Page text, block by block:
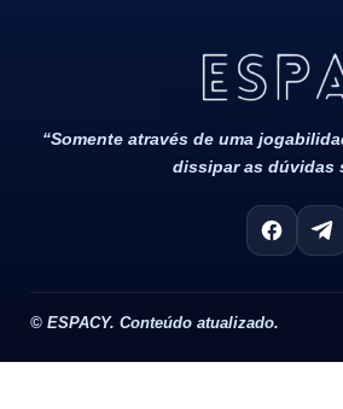
Todos Os Direitos Reservados 2022/
“Somente através de uma
dissipar as dúvidas
© ESPACY. Conteúdo atualizado.